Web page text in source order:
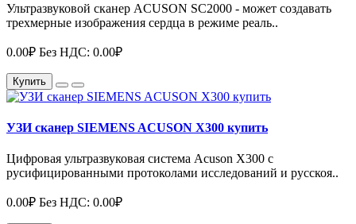
Ультразвуковой сканер ACUSON SC2000 - может создавать
трехмерные изображения сердца в режиме реаль..
0.00₽ Без НДС: 0.00₽
Купить
УЗИ сканер SIEMENS ACUSON X300 купить
Цифровая ультразвуковая система Acuson X300 с
русифицированными протоколами исследований и русскоя..
0.00₽ Без НДС: 0.00₽